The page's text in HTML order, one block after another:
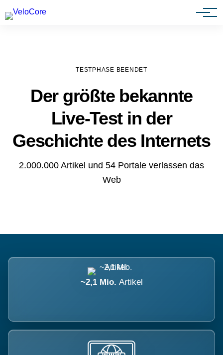
Agenturen & Webdesigner
TESTPHASE BEENDET
Der größte bekannte
Live-Test in der
Geschichte des Internets
2.000.000 Artikel und 54 Portale verlassen das
Web
~2,1 Mio. Artikel